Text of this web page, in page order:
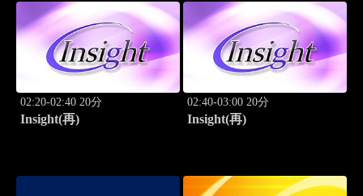
02:20-02:40 20分
Insight(再)
02:40-03:00 20分
Insight(再)